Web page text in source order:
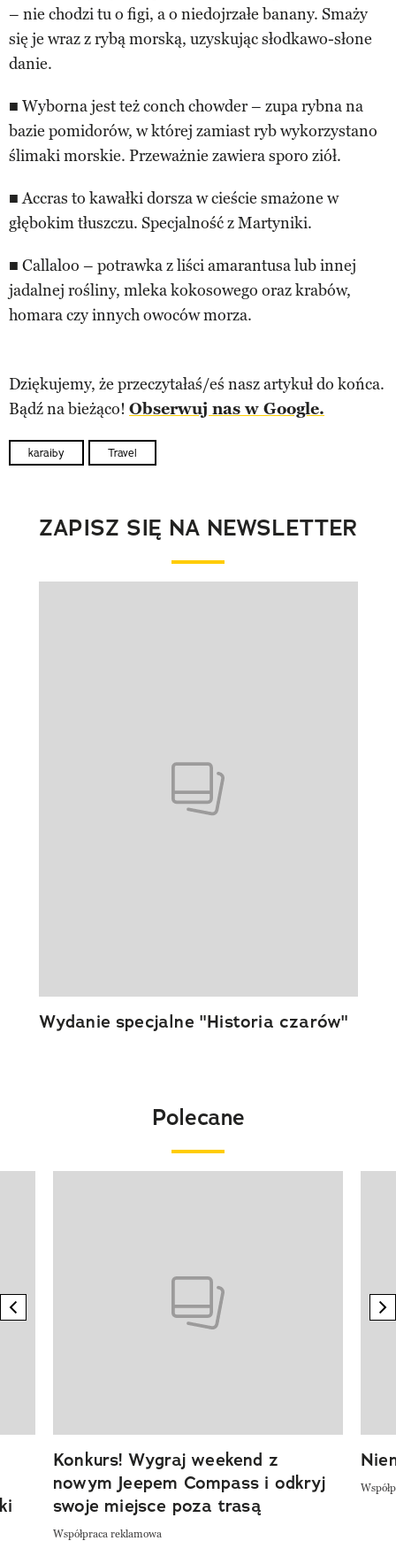
– nie chodzi tu o figi, a o niedojrzałe banany. Smaży
się je wraz z rybą morską, uzyskując słodkawo-słone
danie.
■ Wyborna jest też conch chowder – zupa rybna na
bazie pomidorów, w której zamiast ryb wykorzystano
ślimaki morskie. Przeważnie zawiera sporo ziół.
■ Accras to kawałki dorsza w cieście smażone w
głębokim tłuszczu. Specjalność z Martyniki.
■ Callaloo – potrawka z liści amarantusa lub innej
jadalnej rośliny, mleka kokosowego oraz krabów,
homara czy innych owoców morza.
Dziękujemy, że przeczytałaś/eś nasz artykuł do końca.
Bądź na bieżąco! Obserwuj nas w Google.
karaiby Travel
ZAPISZ SIĘ NA NEWSLETTER
Wydanie specjalne "Historia czarów"
Polecane
previous element
Konkurs! Wygraj weekend z
nowym Jeepem Compass i odkryj
swoje miejsce poza trasą
Współpraca reklamowa